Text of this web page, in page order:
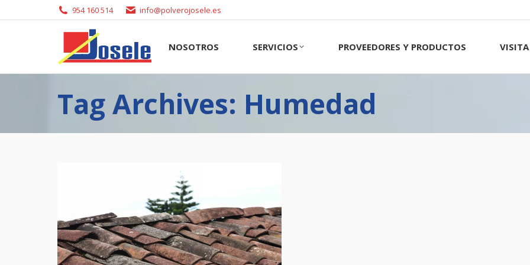
954 160 514 info@polverojosele.es
NOSOTROS SERVICIOS PROVEEDORES Y PRODUCTOS VISITA
Tag Archives: Humedad
NOSOTROS SERVICIOS PROVEEDORES Y PRODUCTOS VISITA